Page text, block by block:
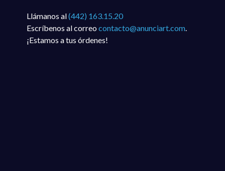
Llámanos al(442) 163.15.20
Escríbenos al correo contacto@anunciart.com.
¡Estamos a tus órdenes!